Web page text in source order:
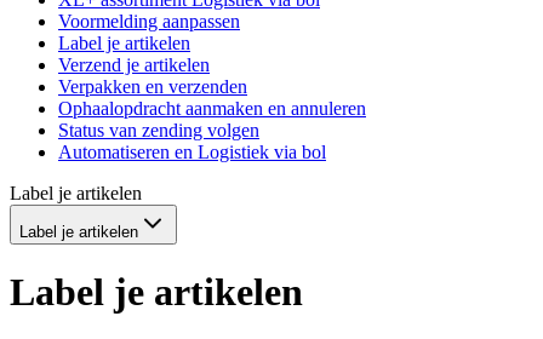
Voormelding aanpassen
Label je artikelen
Verzend je artikelen
Verpakken en verzenden
Ophaalopdracht aanmaken en annuleren
Status van zending volgen
Automatiseren en Logistiek via bol
Label je artikelen
Label je artikelen
Label je artikelen